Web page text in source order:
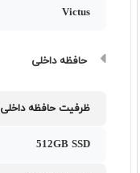
Victus
حافظه داخلی
ظرفیت حافظه داخلی
512GB SSD